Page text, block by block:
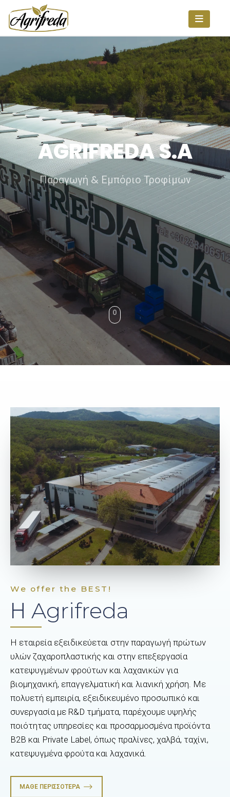
AGRIFREDA S.A
Παραγωγή & Εμπόριο Τροφίμων
We offer the BEST!
Η Agrifreda
Η εταιρεία εξειδικεύεται στην παραγωγή πρώτων
υλών ζαχαροπλαστικής και στην επεξεργασία
κατεψυγμένων φρούτων και λαχανικών για
βιομηχανική, επαγγελματική και λιανική χρήση. Με
πολυετή εμπειρία, εξειδικευμένο προσωπικό και
συνεργασία με R&D τμήματα, παρέχουμε υψηλής
ποιότητας υπηρεσίες και προσαρμοσμένα προϊόντα
B2B και Private Label, όπως πραλίνες, χαλβά, ταχίνι,
κατεψυγμένα φρούτα και λαχανικά.
ΜΆΘΕ ΠΕΡΙΣΣΌΤΕΡΑ